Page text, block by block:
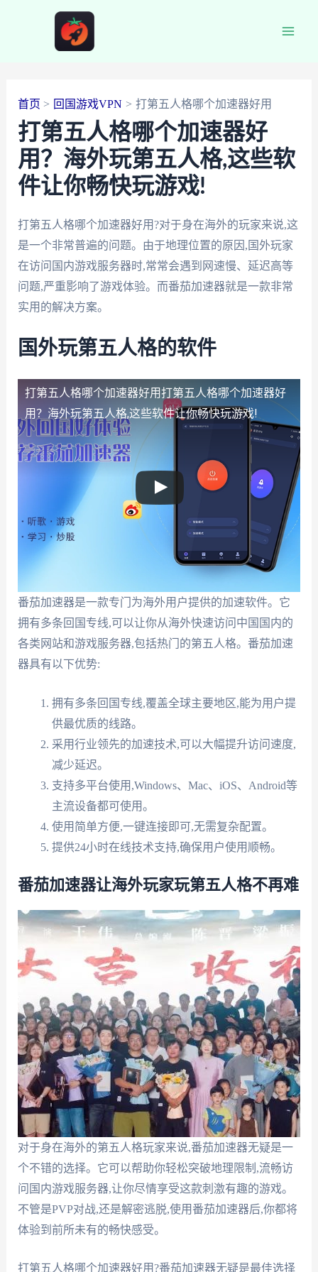
首页 回国游戏VPN 打第五人格哪个加速器好用
打第五人格哪个加速器好
用？海外玩第五人格,这些软
件让你畅快玩游戏!
打第五人格哪个加速器好用?对于身在海外的玩家来说,这
是一个非常普遍的问题。由于地理位置的原因,国外玩家
在访问国内游戏服务器时,常常会遇到网速慢、延迟高等
问题,严重影响了游戏体验。而番茄加速器就是一款非常
实用的解决方案。
国外玩第五人格的软件
打第五人格哪个加速器好用打第五人格哪个加速器好
用？海外玩第五人格,这些软件让你畅快玩游戏!
番茄加速器是一款专门为海外用户提供的加速软件。它
拥有多条回国专线,可以让你从海外快速访问中国国内的
各类网站和游戏服务器,包括热门的第五人格。番茄加速
器具有以下优势:
拥有多条回国专线,覆盖全球主要地区,能为用户提
供最优质的线路。
采用行业领先的加速技术,可以大幅提升访问速度,
减少延迟。
支持多平台使用,Windows、Mac、iOS、Android等
主流设备都可使用。
使用简单方便,一键连接即可,无需复杂配置。
提供24小时在线技术支持,确保用户使用顺畅。
番茄加速器让海外玩家玩第五人格不再难
对于身在海外的第五人格玩家来说,番茄加速器无疑是一
个不错的选择。它可以帮助你轻松突破地理限制,流畅访
问国内游戏服务器,让你尽情享受这款刺激有趣的游戏。
不管是PVP对战,还是解密逃脱,使用番茄加速器后,你都将
体验到前所未有的畅快感受。
打第五人格哪个加速器好用?番茄加速器无疑是最佳选择